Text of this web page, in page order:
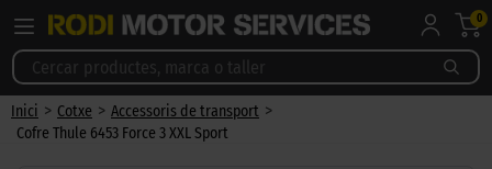
0
Inici > Cotxe > Accessoris de transport >
Cofre Thule 6453 Force 3 XXL Sport